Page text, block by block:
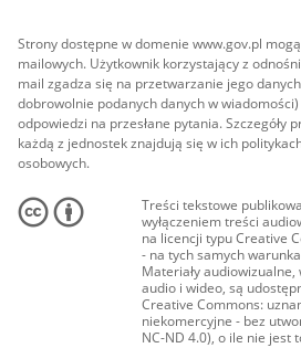
Strony dostępne w domenie www.gov.pl
mailowych. Użytkownik korzystający z
mail zgadza się na przetwarzanie jego
dobrowolnie podanych danych w wiadomości)
odpowiedzi na przesłane pytania. Szczegóły
każdą z jednostek znajdują się w ich
osobowych.
Treści tekstowe
wyłączeniem treści
na licencji typu Creative
- na tych samych
Materiały
audio i wideo, są
Creative Commons:
niekomercyjne - bez
NC-ND 4.0), o ile nie jest